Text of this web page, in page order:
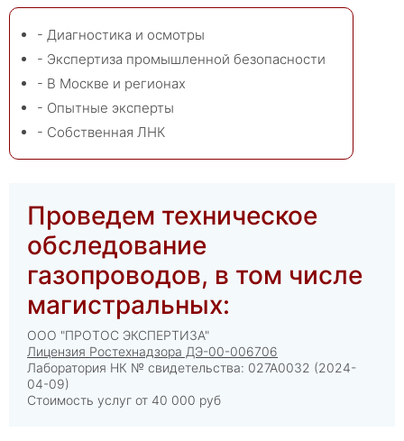
- Диагностика и осмотры
- Экспертиза промышленной безопасности
- В Москве и регионах
- Опытные эксперты
- Собственная ЛНК
Проведем техническое
обследование
газопроводов, в том числе
магистральных:
ООО "ПРОТОС ЭКСПЕРТИЗА"
Лицензия Ростехнадзора ДЭ-00-006706
Лаборатория НК № свидетельства: 027А0032 (2024-
04-09)
Стоимость услуг от 40 000 руб